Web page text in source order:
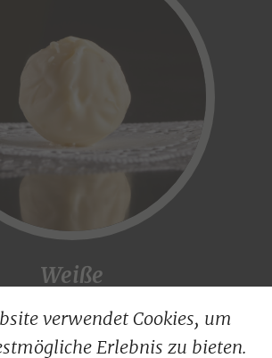
verwendet Cookies, um
Erlebnis zu bieten.
Weiße
mit Limette